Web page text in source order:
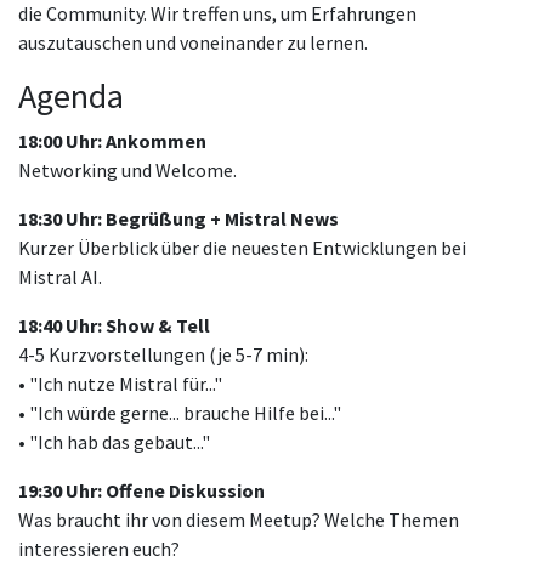
die Community. Wir treffen uns, um Erfahrungen
auszutauschen und voneinander zu lernen.
Agenda
18:00 Uhr: Ankommen
Networking und Welcome.
18:30 Uhr: Begrüßung + Mistral News
Kurzer Überblick über die neuesten Entwicklungen bei
Mistral AI.
18:40 Uhr: Show & Tell
4-5 Kurzvorstellungen (je 5-7 min):
• "Ich nutze Mistral für..."
• "Ich würde gerne... brauche Hilfe bei..."
• "Ich hab das gebaut..."
19:30 Uhr: Offene Diskussion
Was braucht ihr von diesem Meetup? Welche Themen
interessieren euch?